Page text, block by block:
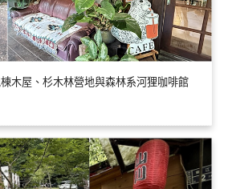
木屋、杉木林營地與森林系河狸咖啡館